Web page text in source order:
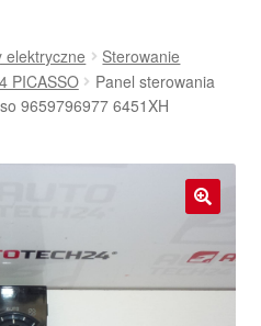
elektryczne
Sterowanie
PICASSO
Panel sterowania
9659796977 6451XH